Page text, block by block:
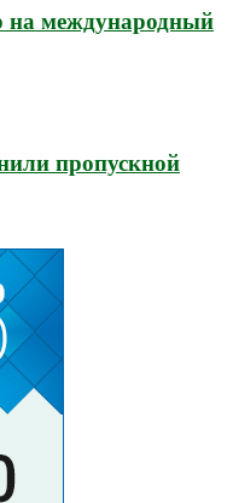
на международный
пропускной